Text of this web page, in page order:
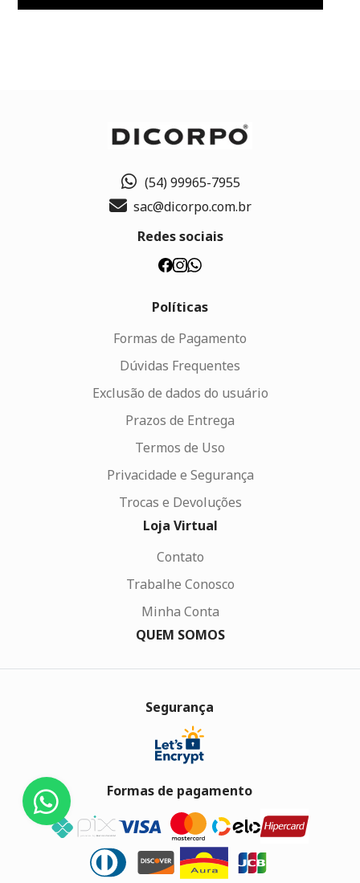
(54) 99965-7955
sac@dicorpo.com.br
Redes sociais
Políticas
Formas de Pagamento
Dúvidas Frequentes
Exclusão de dados do usuário
Prazos de Entrega
Termos de Uso
Privacidade e Segurança
Trocas e Devoluções
Loja Virtual
Contato
Trabalhe Conosco
Minha Conta
QUEM SOMOS
Segurança
Formas de pagamento